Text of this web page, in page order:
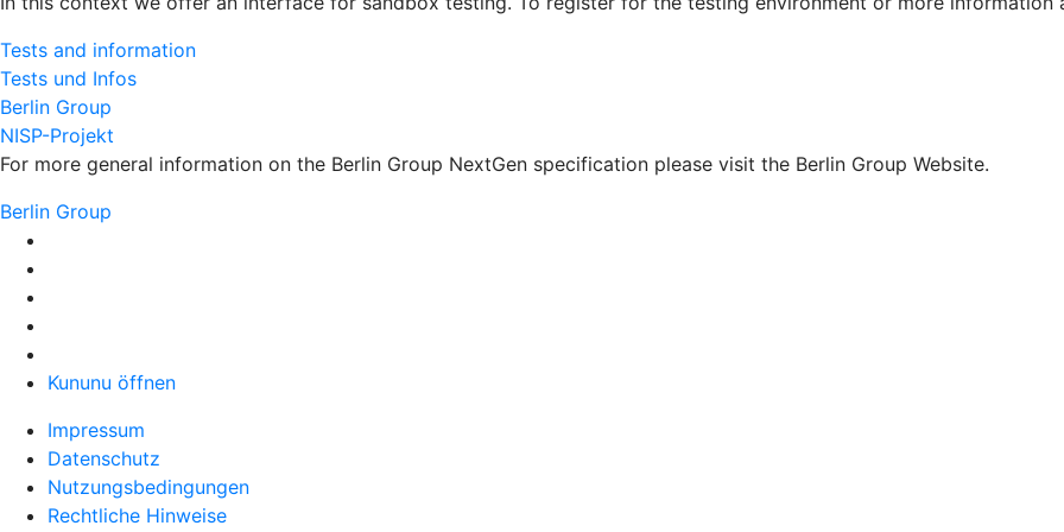
Tests and information
Tests und Infos
Berlin Group
NISP-Projekt
For more general information on the Berlin Group NextGen specification please visit the Berlin Group Website.
Berlin Group
Kununu öffnen
Impressum
Datenschutz
Nutzungsbedingungen
Rechtliche Hinweise